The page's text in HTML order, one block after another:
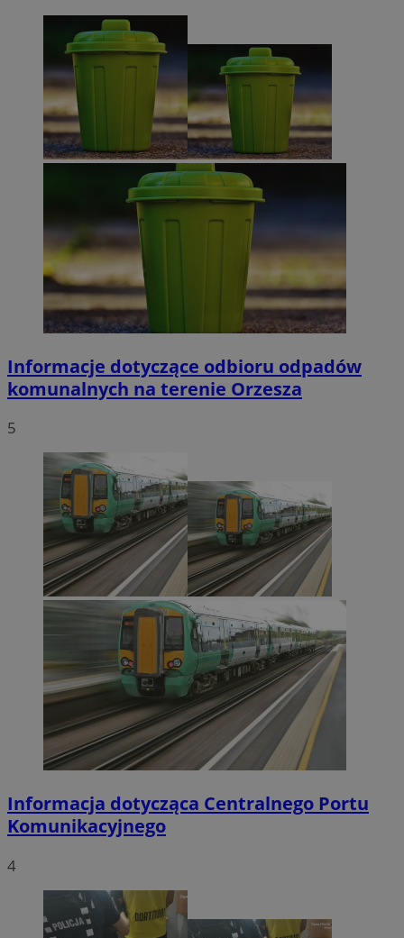
Informacje dotyczące odbioru odpadów
komunalnych na terenie Orzesza
5
Informacja dotycząca Centralnego Portu
Komunikacyjnego
4